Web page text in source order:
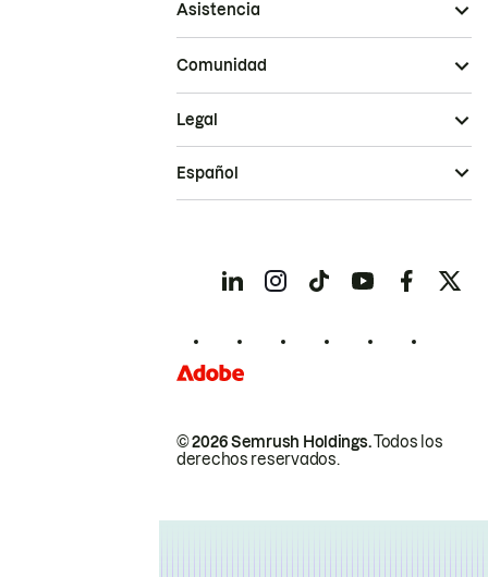
Asistencia
Comunidad
© 2026 Semrush Holdings.Todos los
derechos reservados.
Legal
Español